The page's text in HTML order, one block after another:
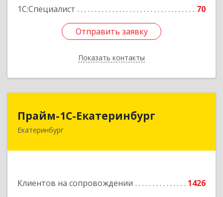
1С:Специалист
70
Отправить заявку
Показать контакты
Отправить заявку
Назад
Прайм-1С-Екатеринбург
Екатеринбург
Клиентов на сопровождении
1426
Прайм-1С-Екатеринбург
620142, Свердловская обл, Екатеринбург г, 8